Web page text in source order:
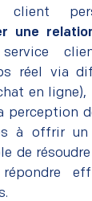
client
une
réel via
en
perception
à offrir
de